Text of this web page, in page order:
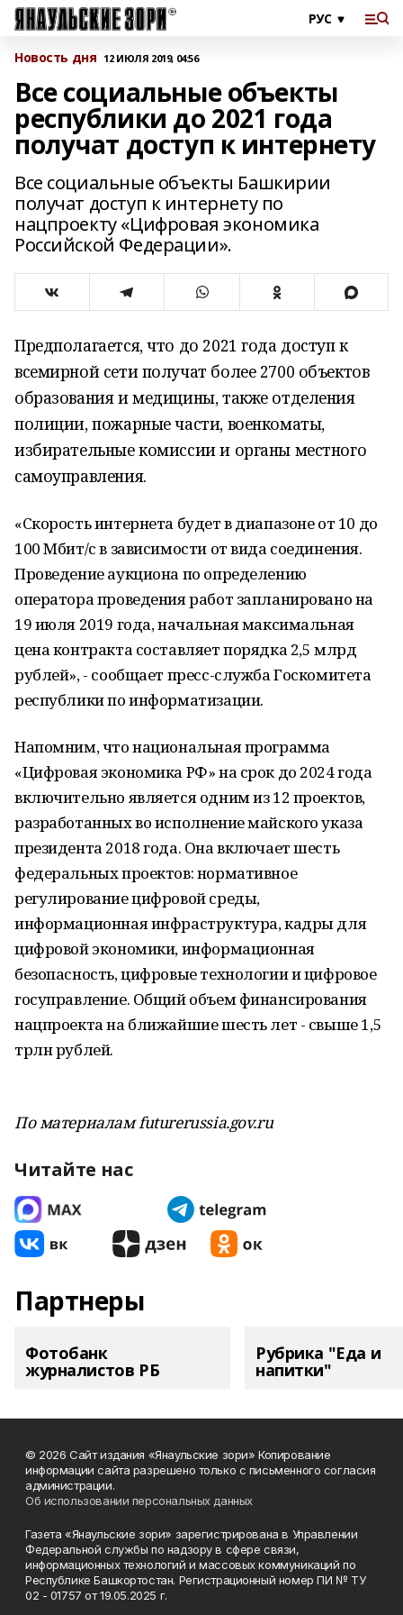
Новость дня 12 ИЮЛЯ 2019, 04:56
Все социальные объекты
республики до 2021 года
получат доступ к интернету
Все социальные объекты Башкирии
получат доступ к интернету по
нацпроекту «Цифровая экономика
Российской Федерации».
Предполагается, что до 2021 года доступ к
всемирной сети получат более 2700 объектов
образования и медицины, также отделения
полиции, пожарные части, военкоматы,
избирательные комиссии и органы местного
самоуправления.
«Скорость интернета будет в диапазоне от 10 до
100 Мбит/с в зависимости от вида соединения.
Проведение аукциона по определению
оператора проведения работ запланировано на
19 июля 2019 года, начальная максимальная
цена контракта составляет порядка 2,5 млрд
рублей», - сообщает пресс-служба Госкомитета
республики по информатизации.
Напомним, что национальная программа
«Цифровая экономика РФ» на срок до 2024 года
включительно является одним из 12 проектов,
разработанных во исполнение майского указа
президента 2018 года. Она включает шесть
федеральных проектов: нормативное
регулирование цифровой среды,
информационная инфраструктура, кадры для
цифровой экономики, информационная
безопасность, цифровые технологии и цифровое
госуправление. Общий объем финансирования
нацпроекта на ближайшие шесть лет - свыше 1,5
трлн рублей.
По материалам futurerussia.gov.ru
Читайте нас
Партнеры
Фотобанк
журналистов РБ
Рубрика "Еда и
напитки"
© 2026 Сайт издания «Янаульские зори» Копирование
информации сайта разрешено только с письменного согласия
администрации.
Об использовании персональных данных
Газета «Янаульские зори» зарегистрирована в Управлении
Федеральной службы по надзору в сфере связи,
информационных технологий и массовых коммуникаций по
Республике Башкортостан. Регистрационный номер ПИ № ТУ
02 - 01757 от 19.05.2025 г.